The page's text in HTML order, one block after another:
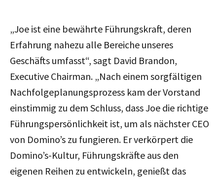
„Joe ist eine bewährte Führungskraft, deren
Erfahrung nahezu alle Bereiche unseres
Geschäfts umfasst“, sagt David Brandon,
Executive Chairman. „Nach einem sorgfältigen
Nachfolgeplanungsprozess kam der Vorstand
einstimmig zu dem Schluss, dass Joe die richtige
Führungspersönlichkeit ist, um als nächster CEO
von Domino’s zu fungieren. Er verkörpert die
Domino’s-Kultur, Führungskräfte aus den
eigenen Reihen zu entwickeln, genießt das